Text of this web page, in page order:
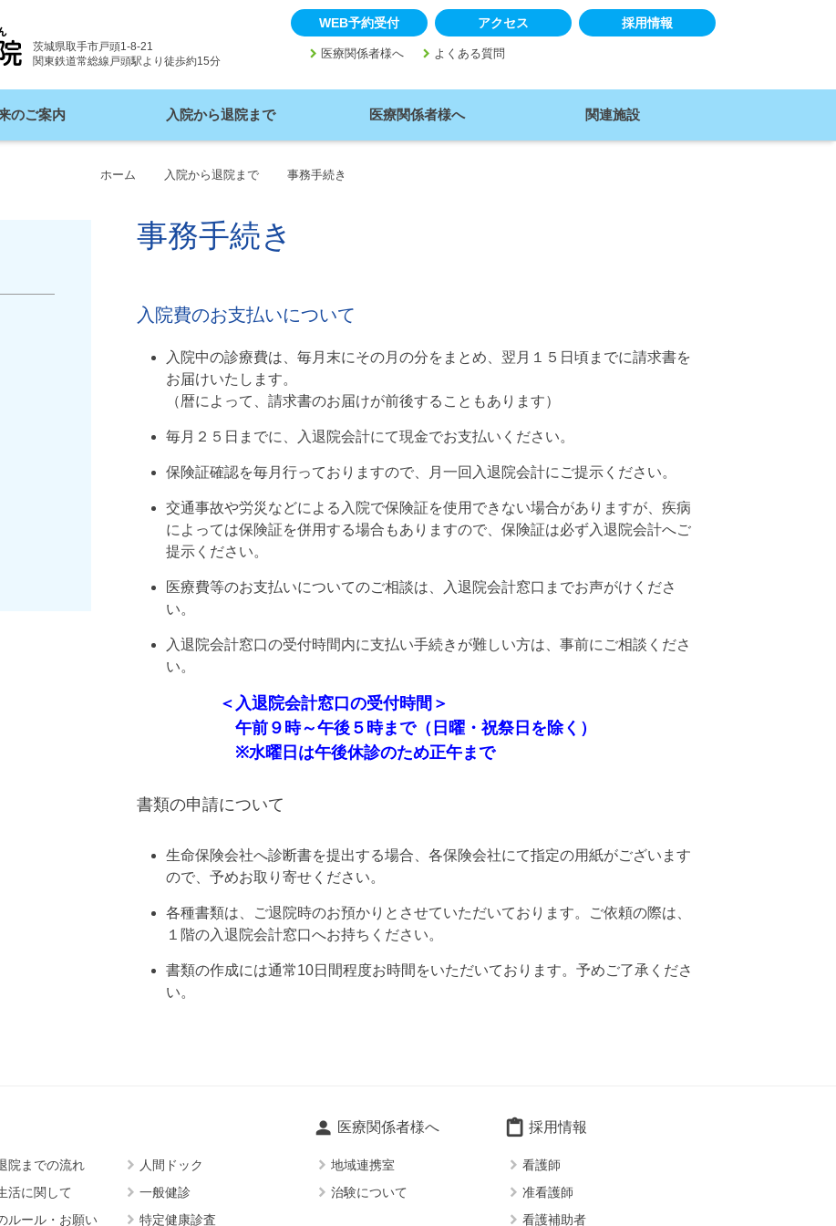
茨城県取手市戸頭1-8-21
関東鉄道常総線戸頭駅より徒歩約15分
WEB予約受付 アクセス 採用情報
keyboard_arrow_right 医療関係者様へ keyboard_arrow_right よくある質問
のご案内 入院から退院まで 医療関係者様へ 関連施設
ホーム 入院から退院まで 事務手続き
事務手続き
入院費のお支払いについて
入院中の診療費は、毎月末にその月の分をまとめ、翌月１５日頃までに請求書を
お届けいたします。
（暦によって、請求書のお届けが前後することもあります）
毎月２５日までに、入退院会計にて現金でお支払いください。
保険証確認を毎月行っておりますので、月一回入退院会計にご提示ください。
交通事故や労災などによる入院で保険証を使用できない場合がありますが、疾病
によっては保険証を併用する場合もありますので、保険証は必ず入退院会計へご
提示ください。
医療費等のお支払いについてのご相談は、入退院会計窓口までお声がけくださ
い。
入退院会計窓口の受付時間内に支払い手続きが難しい方は、事前にご相談くださ
い。
＜入退院会計窓口の受付時間＞
午前９時～午後５時まで（日曜・祝祭日を除く）
※水曜日は午後休診のため正午まで
書類の申請について
生命保険会社へ診断書を提出する場合、各保険会社にて指定の用紙がございます
ので、予めお取り寄せください。
各種書類は、ご退院時のお預かりとさせていただいております。ご依頼の際は、
１階の入退院会計窓口へお持ちください。
書類の作成には通常10日間程度お時間をいただいております。予めご了承くださ
い。
院までの流れ
活に関して
ルール・お願い
keyboard_arrow_right 人間ドック
keyboard_arrow_right 一般健診
keyboard_arrow_right 特定健康診査
person 医療関係者様へ
keyboard_arrow_right 地域連携室
keyboard_arrow_right 治験について
content_paste 採用情報
keyboard_arrow_right 看護師
keyboard_arrow_right 准看護師
keyboard_arrow_right 看護補助者